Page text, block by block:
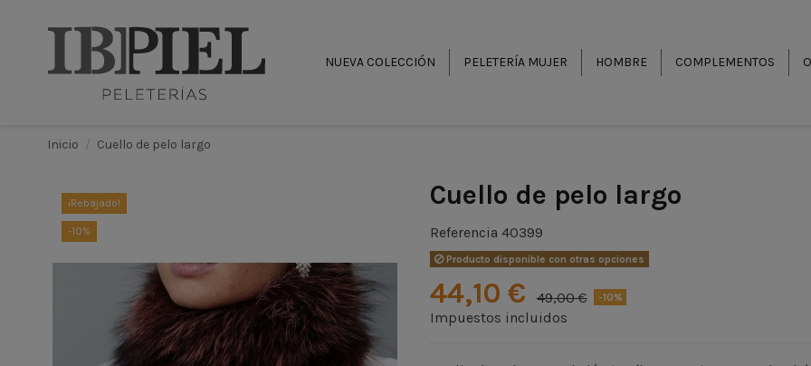
NUEVA COLECCIÓN PELETERÍA MUJER HOMBRE COMPLEMENTOS
Inicio Cuello de pelo largo
¡Rebajado!
-10%
Cuello de pelo largo
Referencia 40399
Producto disponible con otras opciones
44,10 € 49,00 € -10%
Impuestos incluidos